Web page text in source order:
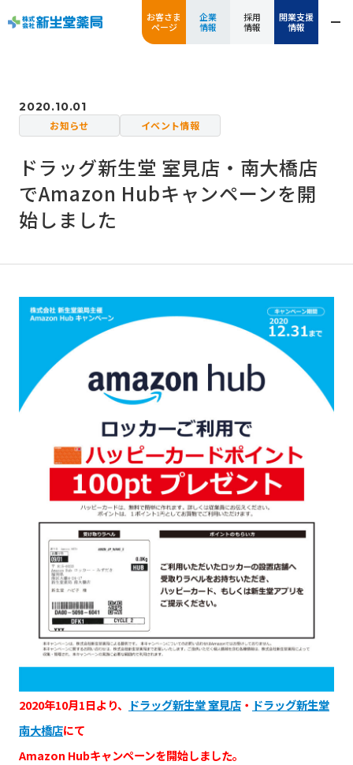
お客さま
ページ
企業
情報
採用
情報
開業支援
情報
2020.10.01
お知らせ イベント情報
ドラッグ新生堂 室見店・南大橋店
でAmazon Hubキャンペーンを開
始しました
2020年10月1日より、 ドラッグ新生堂 室見店 ・ ドラッグ新生堂
南大橋店にて
Amazon Hubキャンペーンを開始しました。